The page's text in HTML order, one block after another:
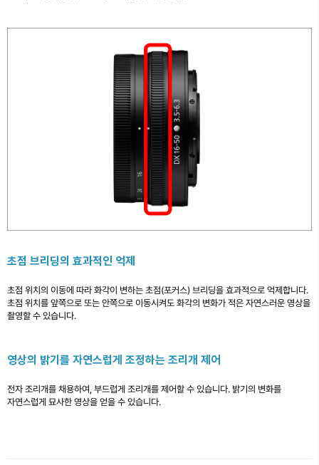
초점 브리딩의 효과적인 억제
초점 위치의 이동에 따라 화각이 변하는 초점(포커스) 브리딩을 효과적으로 억제합니다.
초점 위치를 앞쪽으로 또는 안쪽으로 이동시켜도 화각의 변화가 적은 자연스러운 영상을
촬영할 수 있습니다.
영상의 밝기를 자연스럽게 조정하는 조리개 제어
전자 조리개를 채용하여, 부드럽게 조리개를 제어할 수 있습니다. 밝기의 변화를
자연스럽게 묘사한 영상을 얻을 수 있습니다.